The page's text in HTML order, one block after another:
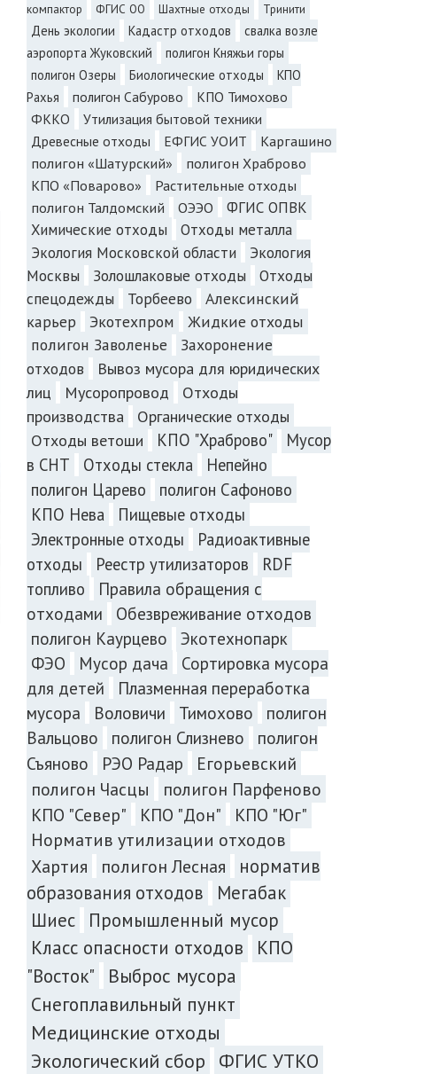
компактор
ФГИС ОО Шахтные отходы Тринити
День экологии Кадастр отходов
свалка возле
аэропорта Жуковский
полигон Княжьи горы
полигон Озеры
Биологические отходы
КПО
Рахья
полигон Сабурово
КПО Тимохово
ФККО
Утилизация бытовой техники
Древесные отходы
ЕФГИС УОИТ
Каргашино
полигон «Шатурский»
полигон Храброво
КПО «Поварово»
Растительные отходы
полигон Талдомский
ОЭЭО
ФГИС ОПВК
Химические отходы
Отходы металла
Экология Московской области
Экология
Москвы
Золошлаковые отходы
Отходы
спецодежды
Торбеево
Алексинский
карьер
Экотехпром
Жидкие отходы
полигон Заволенье
Захоронение
отходов
Вывоз мусора для юридических
лиц
Мусоропровод
Отходы
производства
Органические отходы
Отходы ветоши
КПО "Храброво"
Мусор
в СНТ
Отходы стекла
Непейно
полигон Царево
полигон Сафоново
КПО Нева
Пищевые отходы
Электронные отходы
Радиоактивные
отходы
Реестр утилизаторов
RDF
топливо
Правила обращения с
отходами
Обезвреживание отходов
полигон Каурцево
Экотехнопарк
ФЭО
Мусор дача
Сортировка мусора
для детей
Плазменная переработка
мусора
Воловичи Тимохово
полигон
Вальцово
полигон Слизнево
полигон
Съяново
РЭО Радар
Егорьевский
полигон Часцы
полигон Парфеново
КПО "Север"
КПО "Дон" КПО "Юг"
Норматив утилизации отходов
Хартия
полигон Лесная
норматив
образования отходов
Мегабак
Шиес
Промышленный мусор
Класс опасности отходов
КПО
"Восток"
Выброс мусора
Снегоплавильный пункт
Медицинские отходы
Экологический сбор
ФГИС УТКО